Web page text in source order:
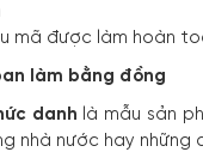
mã được làm hoàn
làm bằng đồng
danh là mẫu sản
nhà nước hay